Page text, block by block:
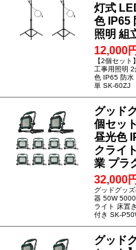
灯式
色 IP65
照明 組
12,000
【2個セッ
工事用照明
色 IP65 防水
単 SK-60ZJ
グッド
個セッ
昼光色
クライ
業 プラ
32,000
グッドグッ
器 50W
ライト 床置
付き SK-
グッド